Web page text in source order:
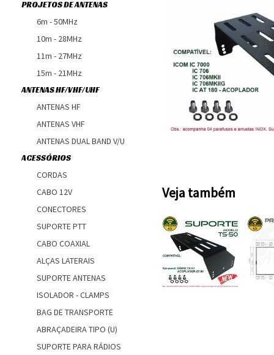
PROJETOS DE ANTENAS
6m - 50MHz
10m - 28MHz
11m - 27MHz
15m - 21MHz
ANTENAS HF/VHF/UHF
ANTENAS HF
ANTENAS VHF
ANTENAS DUAL BAND V/U
ACESSÓRIOS
CORDAS
CABO 12V
CONECTORES
SUPORTE PTT
CABO COAXIAL
ALÇAS LATERAIS
SUPORTE ANTENAS
ISOLADOR - CLAMPS
BAG DE TRANSPORTE
ABRAÇADEIRA TIPO (U)
SUPORTE PARA RÁDIOS
Veja também